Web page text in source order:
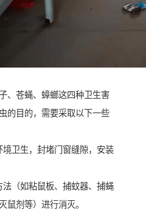
、苍蝇、蟑螂这四种卫生害
的目的，需要采取以下一些
卫生，封堵门窗缝隙，安装
（如粘鼠板、捕蚊器、捕蝇
鼠剂等）进行消灭。